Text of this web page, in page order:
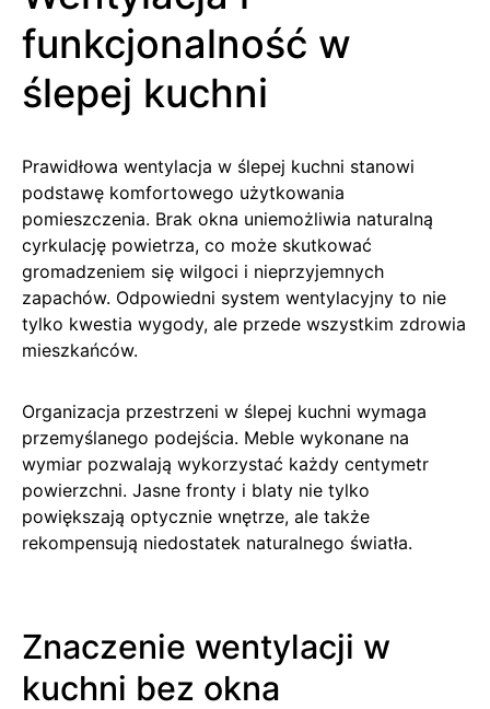
funkcjonalność w
ślepej kuchni
Prawidłowa wentylacja w ślepej kuchni stanowi
podstawę komfortowego użytkowania
pomieszczenia. Brak okna uniemożliwia naturalną
cyrkulację powietrza, co może skutkować
gromadzeniem się wilgoci i nieprzyjemnych
zapachów. Odpowiedni system wentylacyjny to nie
tylko kwestia wygody, ale przede wszystkim zdrowia
mieszkańców.
Organizacja przestrzeni w ślepej kuchni wymaga
przemyślanego podejścia. Meble wykonane na
wymiar pozwalają wykorzystać każdy centymetr
powierzchni. Jasne fronty i blaty nie tylko
powiększają optycznie wnętrze, ale także
rekompensują niedostatek naturalnego światła.
Znaczenie wentylacji w
kuchni bez okna